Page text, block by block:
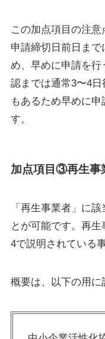
この加点項目の注
申請締切日前日ま
め、早めに申請を
認までは通常3〜4
もあるため早めに
す。
加点項目③再生事
「再生事業者」に
とが可能です。再生
4で説明されている
概要は、以下の用に